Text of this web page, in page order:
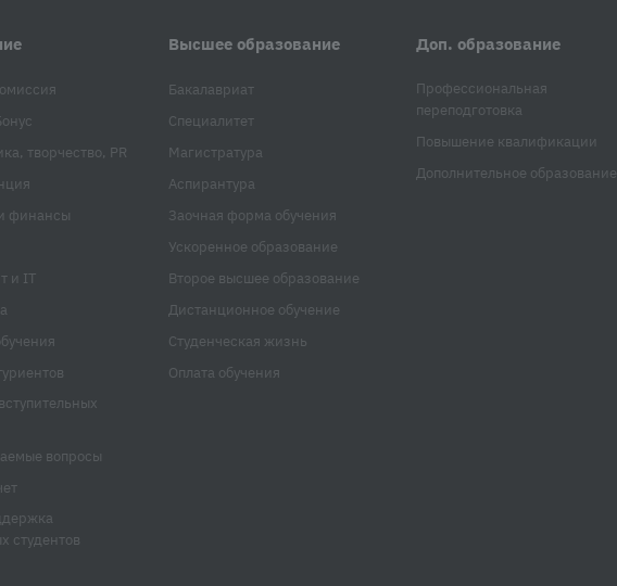
творчество, PR
финансы
и IT
вопросы
студентов
Высшее образование
Бакалавриат
Специалитет
Магистратура
Аспирантура
Заочная форма обучения
Ускоренное образование
Второе высшее образование
Дистанционное обучение
Студенческая жизнь
Оплата обучения
Доп. образование
Профессиональная
переподготовка
Повышение квалификации
Дополнительное образование